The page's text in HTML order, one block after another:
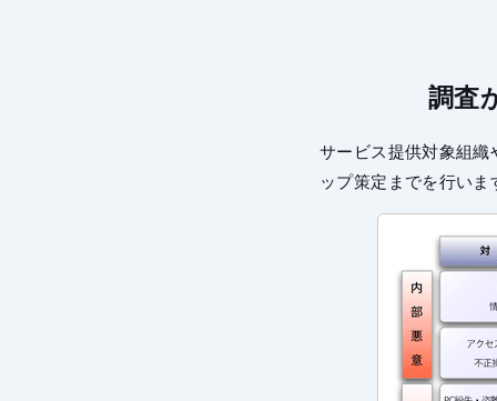
調査
サービス提供対象組
ップ策定までを行いま